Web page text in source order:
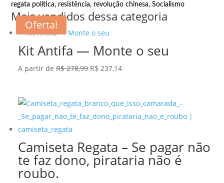
regata política, resistência, revolução chinesa,Socialismo
Mais vendidos dessa categoria
Oferta!
Kit Antifa — Monte o seu
A partir deR$278,99 O
era:
R$ 278,99.
R$ 237,14O
é:
R$ 237,14.
Camiseta Regata – Se pagar não
te faz dono, pirataria não é
roubo.